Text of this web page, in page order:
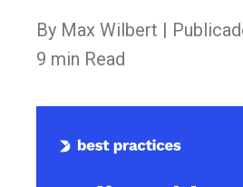
By Max Wilbert |
9 min Read